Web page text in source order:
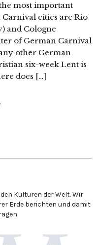
most important
cities are Rio
and Cologne
of German Carnival
other German
six-week Lent is
does […]
Kulturen der Welt. Wir
Erde berichten und damit